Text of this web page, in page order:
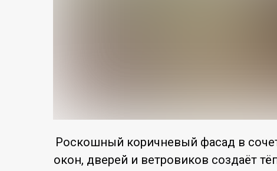
Роскошный коричневый фасад в
окон, дверей и ветровиков создаёт